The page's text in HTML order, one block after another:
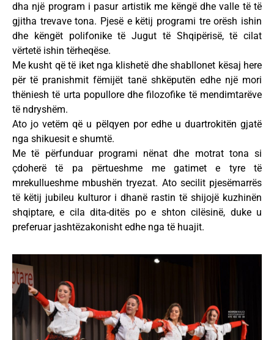
dha një program i pasur artistik me këngë dhe valle të të
gjitha trevave tona. Pjesë e këtij programi tre orësh ishin
dhe këngët polifonike të Jugut të Shqipërisë, të cilat
vërtetë ishin tërheqëse.
Me kusht që të iket nga klishetë dhe shabllonet kësaj here
për të pranishmit fëmijët tanë shkëputën edhe një mori
thëniesh të urta popullore dhe filozofike të mendimtarëve
të ndryshëm.
Ato jo vetëm që u pëlqyen por edhe u duartrokitën gjatë
nga shikuesit e shumtë.
Me të përfunduar programi nënat dhe motrat tona si
çdoherë të pa përtueshme me gatimet e tyre të
mrekullueshme mbushën tryezat. Ato secilit pjesëmarrës
të këtij jubileu kulturor i dhanë rastin të shijojë kuzhinën
shqiptare, e cila dita-ditës po e shton cilësinë, duke u
preferuar jashtëzakonisht edhe nga të huajit.